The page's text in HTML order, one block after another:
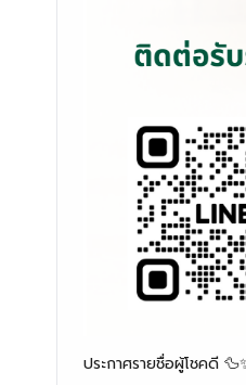
ประกาศรายชื่อผู้โชคดี